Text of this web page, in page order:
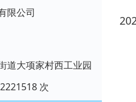
限公司
道大项家村西工业园
次